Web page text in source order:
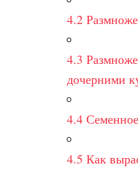
4.2
4.3
дочерними
4.4
4.5 Как